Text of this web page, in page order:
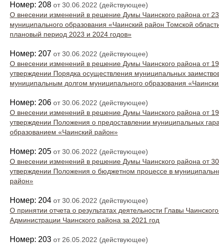
Номер: 208 от 30.06.2022 (действующее)
О внесении изменений в решение Думы Чаинского района от
муниципального образования «Чаинский район Томской
плановый период 2023 и 2024 годов»
Номер: 207 от 30.06.2022 (действующее)
О внесении изменений в решение Думы Чаинского района от
утверждении Порядка осуществления муниципальных
муниципальным долгом муниципального образования
Номер: 206 от 30.06.2022 (действующее)
О внесении изменений в решение Думы Чаинского района от
утверждении Положения о предоставлении муниципальных
образованием «Чаинский район»
Номер: 205 от 30.06.2022 (действующее)
О внесении изменений в решение Думы Чаинского района от
утверждении Положения о бюджетном процессе в
район»
Номер: 204 от 30.06.2022 (действующее)
О принятии отчета о результатах деятельности Главы
Администрации Чаинского района за 2021 год
Номер: 203 от 26.05.2022 (действующее)